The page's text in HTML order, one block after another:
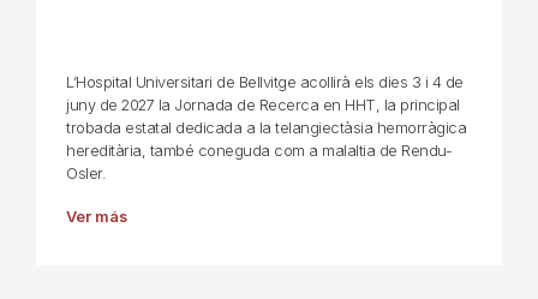
L’Hospital Universitari de Bellvitge acollirà els dies 3 i 4 de
juny de 2027 la Jornada de Recerca en HHT, la principal
trobada estatal dedicada a la telangiectàsia hemorràgica
hereditària, també coneguda com a malaltia de Rendu-
Osler.
Ver más